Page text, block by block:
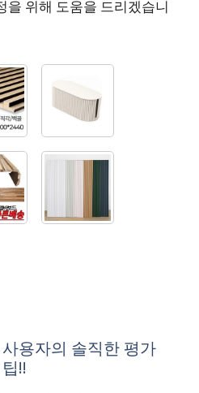
을 위해 도움을 드리겠습니
용자의 솔직한 평가
!!